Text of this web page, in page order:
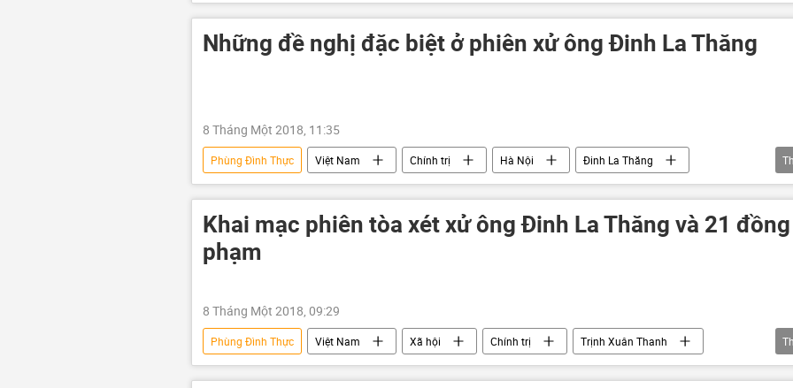
Trịnh Xuân Thanh
Lê Đình Mậu Ninh Văn Quỳnh
Nguyễn Xuân Sơn
PVN
PVC đại án tham nhũng
Những đề nghị đặc biệt ở phiên xử ông Đinh La Thăng
8 Tháng Một 2018, 11:35
Phùng Đình Thực Việt Nam Chính trị Hà Nội
Đinh La Thăng
Trịnh Xuân Thanh
PVN PVC đại án tham nhũng
Khai mạc phiên tòa xét xử ông Đinh La Thăng và 21 đồng
phạm
8 Tháng Một 2018, 09:29
Phùng Đình Thực Việt Nam Xã hội Chính trị
Trịnh Xuân Thanh
Đinh La Thăng
Tập đoàn Dầu khí Quốc gia Việt Nam